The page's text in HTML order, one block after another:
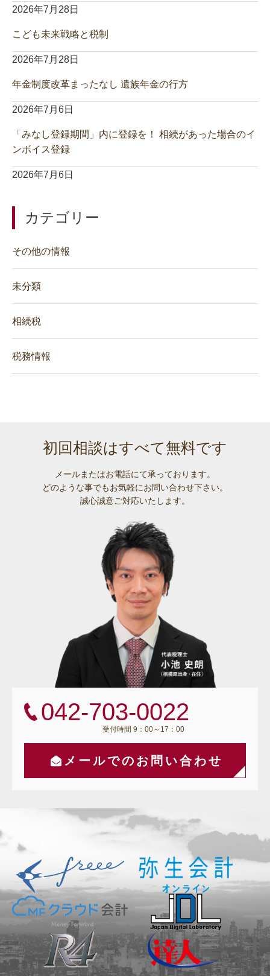
2026年7月28日
こども未来戦略と税制
2026年7月28日
年金制度改革まったなし 遺族年金の行方
2026年7月6日
「みなし登録期間」内に登録を！ 相続があった場合のイ
ンボイス登録
2026年7月6日
カテゴリー
その他の情報
未分類
相続税
税務情報
初回相談はすべて無料です
メールまたはお電話にて承っております。
どのような事でもお気軽にお問い合わせ下さい。
誠心誠意ご対応いたします。
042-703-0022
受付時間 9：00～17：00
メールでのお問い合わせ